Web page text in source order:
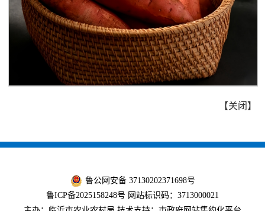
【关闭 】
鲁公网安备 37130202371698号
鲁ICP备2025158248号 网站标识码：3713000021